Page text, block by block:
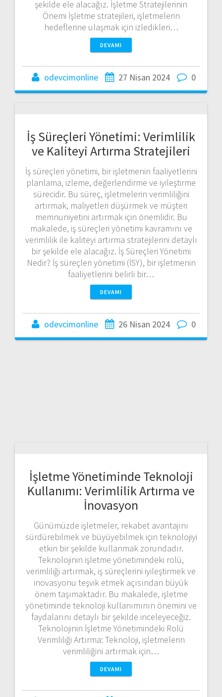
şekilde ele alacağız. İşletme Stratejilerinin
Önemi İşletme stratejileri, işletmelerin
hedeflerine ulaşmak için izledikleri…
DEVAMI
odevcimonline 27 Nisan 2024 0
İş Süreçleri Yönetimi: Verimlilik
ve Kaliteyi Artırma Stratejileri
İş süreçleri yönetimi, bir işletmenin faaliyetlerini
planlama, izleme, değerlendirme ve iyileştirme
sürecidir. Bu süreç, işletmelerin verimliliğini
artırmak, maliyetleri düşürmek ve müşteri
memnuniyetini artırmak için önemlidir. Bu
makalede, iş süreçleri yönetimi kavramını ve
verimlilik ile kaliteyi artırma stratejilerini detaylı
bir şekilde ele alacağız. İş Süreçleri Yönetimi
Nedir? İş süreçleri yönetimi (İSY), bir işletmenin
faaliyetlerini belirli bir…
DEVAMI
odevcimonline 26 Nisan 2024 0
İşletme Yönetiminde Teknoloji
Kullanımı: Verimlilik Artırma ve
İnovasyon
Günümüzde işletmeler, rekabet avantajını
sürdürebilmek ve büyüyebilmek için teknolojiyi
etkin bir şekilde kullanmak zorundadır.
Teknolojinin işletme yönetimindeki rolü,
verimliliği artırmak, iş süreçlerini iyileştirmek ve
inovasyonu teşvik etmek açısından büyük
önem taşımaktadır. Bu makalede, işletme
yönetiminde teknoloji kullanımının önemini ve
faydalarını detaylı bir şekilde inceleyeceğiz.
Teknolojinin İşletme Yönetimindeki Rolü
Verimliliği Artırma: Teknoloji, işletmelerin
verimliliğini artırmak için…
DEVAMI